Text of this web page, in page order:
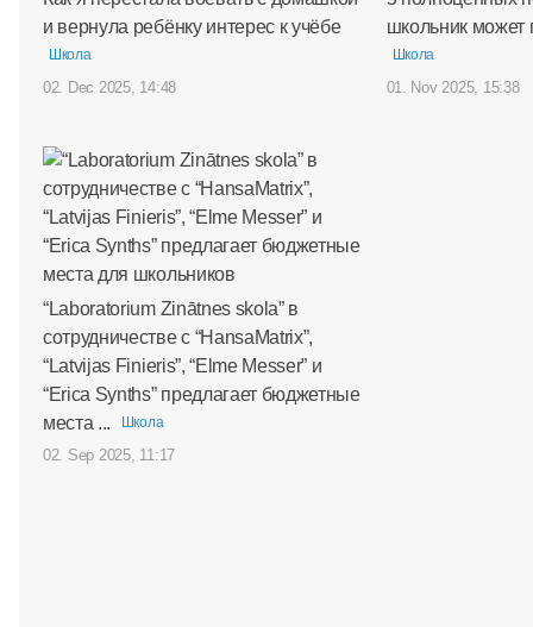
и вернула ребёнку интерес к учёбе
Школа
02. Dec 2025, 14:48
школьник может
Школа
01. Nov 2025, 15:38
“Laboratorium Zinātnes skola” в
сотрудничестве с “HansaMatrix”,
“Latvijas Finieris”, “Elme Messer” и
“Erica Synths” предлагает бюджетные
места ...
Школа
02. Sep 2025, 11:17